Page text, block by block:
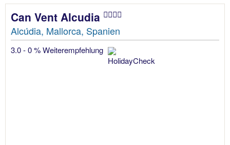
Can Vent Alcudia
Alcúdia, Mallorca, Spanien
3.0 - 0 % Weiterempfehlung